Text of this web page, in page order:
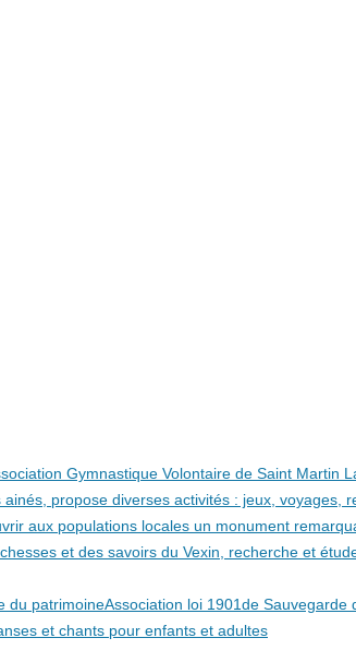
Gymnastique Volontaire de Saint Martin
ainés, propose diverses activités : jeux, voyages,
aux populations locales un monument
et des savoirs du Vexin, recherche et
du patrimoineAssociation loi 1901de
et chants pour enfants et adultes